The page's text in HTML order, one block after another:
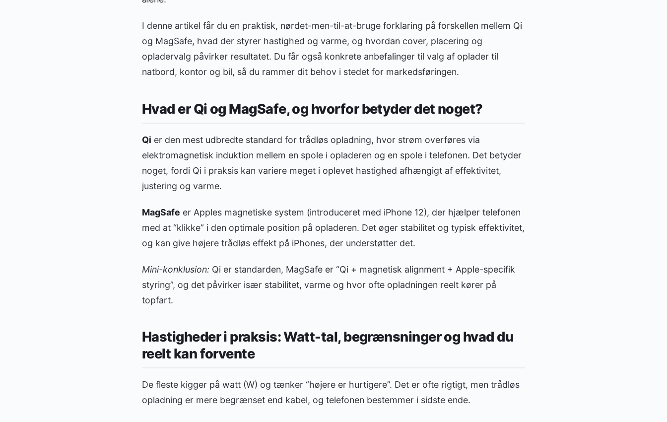
I denne artikel får du en praktisk, nørdet-men-til-at-bruge forklaring på forskellen mellem Qi
og MagSafe, hvad der styrer hastighed og varme, og hvordan cover, placering og
opladervalg påvirker resultatet. Du får også konkrete anbefalinger til valg af oplader til
natbord, kontor og bil, så du rammer dit behov i stedet for markedsføringen.
Hvad er Qi og MagSafe, og hvorfor betyder det noget?
Qi er den mest udbredte standard for trådløs opladning, hvor strøm overføres via
elektromagnetisk induktion mellem en spole i opladeren og en spole i telefonen. Det betyder
noget, fordi Qi i praksis kan variere meget i oplevet hastighed afhængigt af effektivitet,
justering og varme.
MagSafe er Apples magnetiske system (introduceret med iPhone 12), der hjælper telefonen
med at “klikke” i den optimale position på opladeren. Det øger stabilitet og typisk effektivitet,
og kan give højere trådløs effekt på iPhones, der understøtter det.
Mini-konklusion: Qi er standarden, MagSafe er “Qi + magnetisk alignment + Apple-specifik
styring”, og det påvirker især stabilitet, varme og hvor ofte opladningen reelt kører på
topfart.
Hastigheder i praksis: Watt-tal, begrænsninger og hvad du
reelt kan forvente
De fleste kigger på watt (W) og tænker “højere er hurtigere”. Det er ofte rigtigt, men trådløs
opladning er mere begrænset end kabel, og telefonen bestemmer i sidste ende.